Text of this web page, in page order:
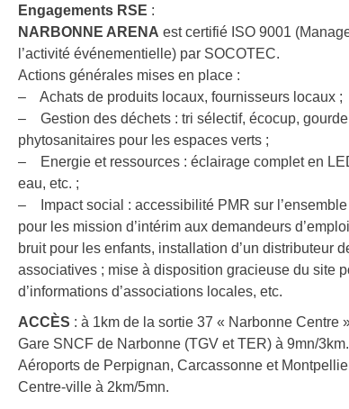
Engagements RSE :
NARBONNE ARENA est certifié ISO 9001
l’activité événementielle) par SOCOTEC.
Actions générales mises en place :
– Achats de produits locaux, fournisseurs locaux ;
– Gestion des déchets : tri sélectif, écocup,
phytosanitaires pour les espaces verts ;
– Energie et ressources : éclairage complet en
eau, etc. ;
– Impact social : accessibilité PMR sur
pour les mission d’intérim aux demandeurs
bruit pour les enfants, installation d’un distributeur
associatives ; mise à disposition gracieuse du site
d’informations d’associations locales, etc.
ACCÈS : à 1km de la sortie 37 « Narbonne Centre
Gare SNCF de Narbonne (TGV et TER) à 9mn/3km.
Aéroports de Perpignan, Carcassonne et
Centre-ville à 2km/5mn.